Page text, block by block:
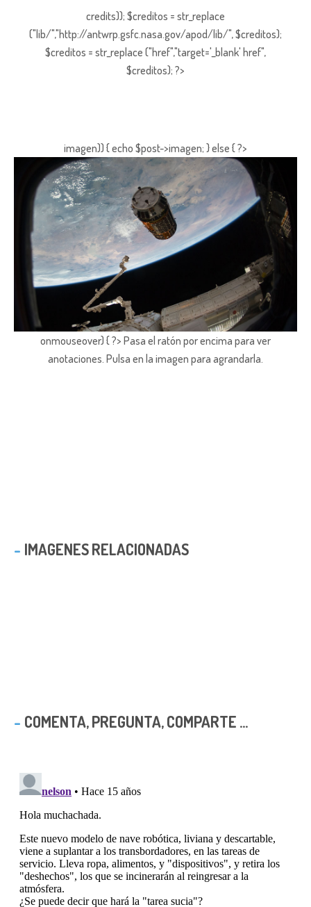
credits)); $creditos = str_replace
("lib/","http://antwrp.gsfc.nasa.gov/apod/lib/", $creditos);
$creditos = str_replace ("href","target='_blank' href",
$creditos); ?>
imagen)) { echo $post->imagen; } else { ?>
onmouseover) { ?> Pasa el ratón por encima para ver
anotaciones. Pulsa en la imagen para agrandarla.
IMAGENES RELACIONADAS
COMENTA, PREGUNTA, COMPARTE ...